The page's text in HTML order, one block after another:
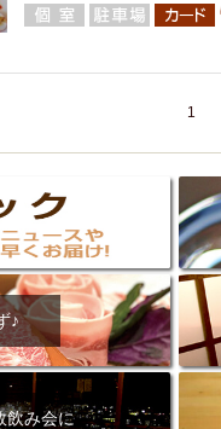
タリアンバール 食べ放題
数貸切(15名以下から) 島
ウェデ
オー
イキング フルーツハイ
幹事様特典 おばんざい
春限定メニュー フレン
ードル 那覇空港駅周辺
1
♪
飲み会に